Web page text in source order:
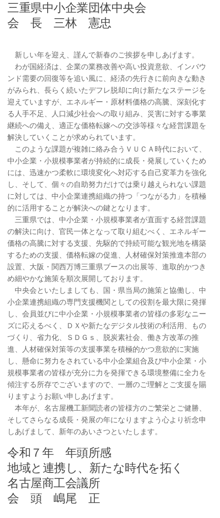
三重県中小企業団体中央会
会 長 三林 憲忠
新しい年を迎え、謹んで新春のご挨拶を申しあげます。
わが国経済は、企業の業務改善や高い投資意欲、インバウ
ンド需要の回復等を追い風に、経済の先行きに前向きな動き
がみられ、長らく続いたデフレ脱却に向け新たなステージを
迎えていますが、エネルギー・原材料価格の高騰、深刻化す
る人手不足、人口減少社会への取り組み、災害に対する事業
継続への備え、適正な価格転嫁への交渉等様々な経営課題を
解決していくことが求められています。
このような課題が複雑に絡み合うＶＵＣＡ時代において、
中小企業・小規模事業者が持続的に成長・発展していくため
には、迅速かつ柔軟に環境変化へ対応する自己変革力を強化
し、そして、個々の自助努力だけでは乗り越えられない課題
に対しては、中小企業連携組織の持つ「つながる力」を積極
的に活用することが解決への鍵となります。
三重県では、中小企業・小規模事業者が直面する経営課題
の解決に向け、官民一体となって取り組むべく、エネルギー
価格の高騰に対する支援、先駆的で持続可能な観光地を構築
するための支援、価格転嫁の促進、人材確保対策推進本部の
設置、大阪・関西万博三重県ブースの出展等、進取的かつき
め細やかな施策を順次展開しております。
中央会といたしましても、国・県当局の施策と協働し、中
小企業連携組織の専門支援機関としての役割を最大限に発揮
し、会員並びに中小企業・小規模事業者の皆様の多彩なニー
ズに応えるべく、ＤＸや新たなデジタル技術の利活用、もの
づくり、省力化、ＳＤＧｓ、脱炭素社会、働き方改革の推
進、人材確保対策等の支援事業を積極的かつ意欲的に実施
し、懸命に努力をされている中小企業組合及び中小企業・小
規模事業者の皆様が充分に力を発揮できる環境整備に全力を
傾注する所存でございますので、一層のご理解とご支援を賜
りますようお願い申しあげます。
本年が、名古屋機工新聞読者の皆様方のご繁栄とご健勝、
そしてさらなる成長・発展の年になりますよう心より祈念申
しあげまして、新年のあいさつといたします。
令和７年 年頭所感
地域と連携し、新たな時代を拓く
名古屋商工会議所
会 頭 嶋尾 正